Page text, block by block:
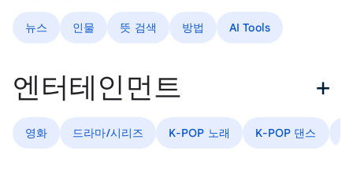
뉴스 인물 뜻 검색 방법 AI Tools
엔터테인먼트
영화 드라마/시리즈 K-POP 노래 K-POP 댄스